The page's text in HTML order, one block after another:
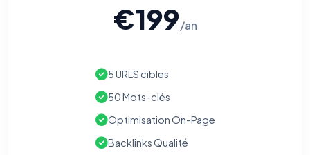
€199/an
5 URLS cibles
50 Mots-clés
Optimisation On-Page
Backlinks Qualité